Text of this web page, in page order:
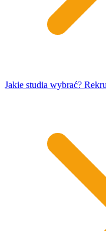
Jakie studia wybrać?